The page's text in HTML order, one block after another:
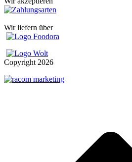
Wir liefern über
Copyright 2026